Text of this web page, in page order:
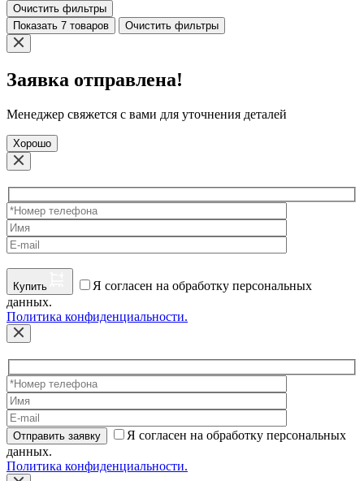
Очистить фильтры
Показать 7 товаров
Очистить фильтры
Заявка отправлена!
Менеджер свяжется с вами для уточнения деталей
Хорошо
Купить
Я согласен на обработку персональных
данных.
Политика конфиденциальности.
Отправить заявку
Я согласен на обработку персональных
данных.
Политика конфиденциальности.